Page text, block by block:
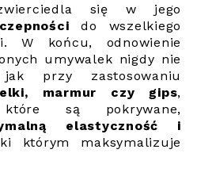
się w jego
do wszelkiego
W końcu, odnowienie
umywalek nigdy nie
przy zastosowaniu
marmur czy gips,
są pokrywane,
elastyczność i
którym maksymalizuje